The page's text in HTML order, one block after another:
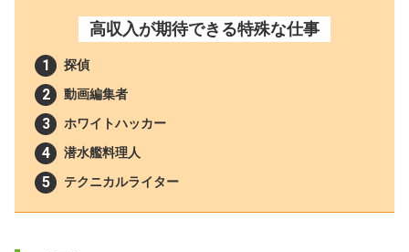
高収入が期待できる特殊な仕事
探偵
動画編集者
ホワイトハッカー
潜水艦料理人
テクニカルライター